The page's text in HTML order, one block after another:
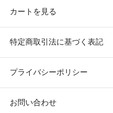
カートを見る
特定商取引法に基づく表記
プライバシーポリシー
お問い合わせ